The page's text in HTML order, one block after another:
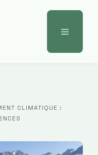
Menu
CLIMATIQUE :